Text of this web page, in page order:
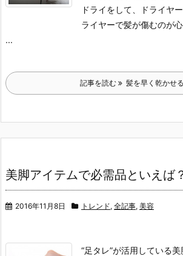
ドライをして、ドライヤ
ライヤーで髪が傷むのが
...
記事を読む 髪を早く乾かせ
美脚アイテムで必需品といえば
2016年11月8日 トレンド, 全記事, 美容
“足タレ”が活用している